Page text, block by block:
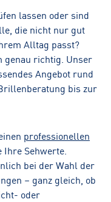
lassen oder sind
die nicht nur gut
Alltag passt?
genau richtig. Unser
Angebot rund
bis zur
professionellen
Sehwerte.
bei der Wahl der
– ganz gleich, ob
oder